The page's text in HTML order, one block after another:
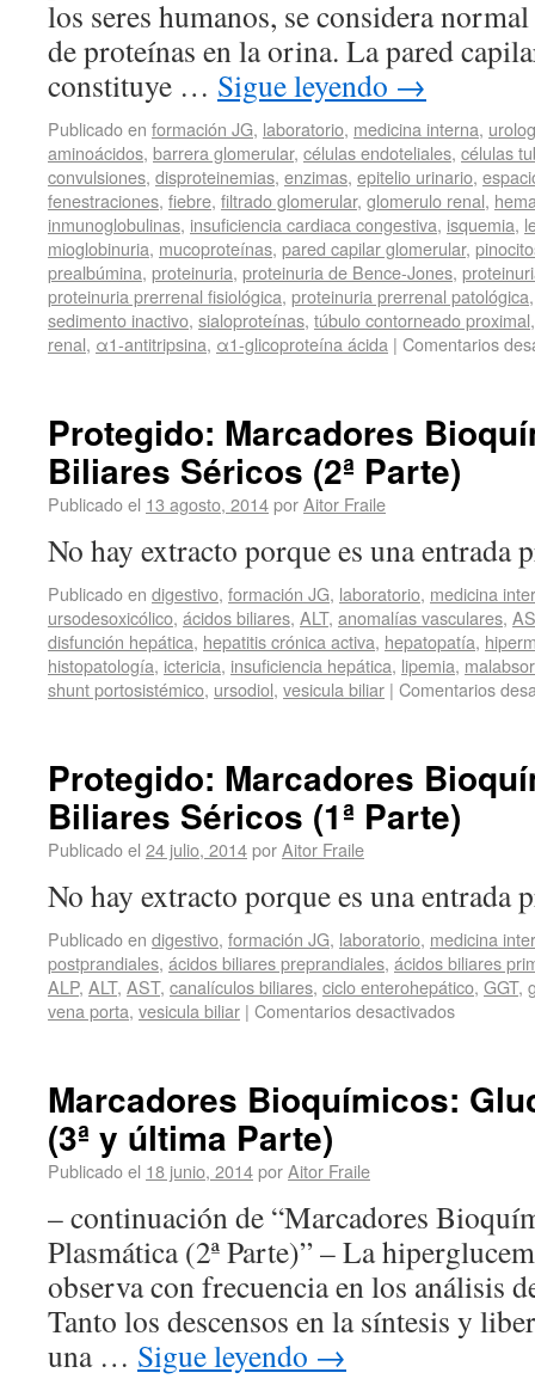
los seres humanos, se considera
de proteínas en la orina. La pared
constituye … Sigue leyendo →
Publicado en formación JG, laboratorio, medicina interna,
aminoácidos, barrera glomerular, células endoteliales, células
convulsiones, disproteinemias, enzimas, epitelio urinario,
fenestraciones, fiebre, filtrado glomerular, glomerulo renal,
inmunoglobulinas, insuficiencia cardiaca congestiva, isquemia,
mioglobinuria, mucoproteínas, pared capilar glomerular,
prealbúmina, proteinuria, proteinuria de Bence-Jones,
proteinuria prerrenal fisiológica, proteinuria prerrenal patológica
sedimento inactivo, sialoproteínas, túbulo contorneado proximal
renal, α1-antitripsina, α1-glicoproteína ácida | Comentarios
Protegido: Marcadores
Biliares Séricos (2ª Parte)
Publicado el 13 agosto, 2014porAitor Fraile
No hay extracto porque es una entrada
Publicado en digestivo, formación JG, laboratorio, medicina
ursodesoxicólico, ácidos biliares, ALT, anomalías vasculares,
disfunción hepática, hepatitis crónica activa, hepatopatía,
histopatología, ictericia, insuficiencia hepática, lipemia,
shunt portosistémico, ursodiol, vesicula biliar | Comentarios
Protegido: Marcadores
Biliares Séricos (1ª Parte)
Publicado el 24 julio, 2014porAitor Fraile
No hay extracto porque es una entrada
Publicado en digestivo, formación JG, laboratorio, medicina
postprandiales, ácidos biliares preprandiales, ácidos biliares
ALP, ALT, AST, canalículos biliares, ciclo enterohepático, GGT,
vena porta, vesicula biliar | Comentarios desactivados
Marcadores Bioquímicos:
(3ª y última Parte)
Publicado el 18 junio, 2014porAitor Fraile
– continuación de “Marcadores
Plasmática (2ª Parte)” – La
observa con frecuencia en los análisis
Tanto los descensos en la síntesis y
una … Sigue leyendo →